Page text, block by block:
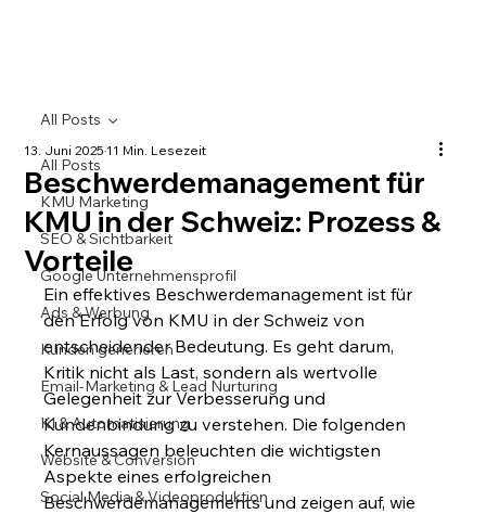
All Posts
KMU Marketing
SEO & Sichtbarkeit
Google Unternehmensprofil
Ads & Werbung
Kunden generieren
Email-Marketing & Lead Nurturing
KI & Automatisierung
Website & Conversion
Social Media & Videoproduktion
All Posts
Beschwerdemanagement für
KMU in der Schweiz: Prozess &
Vorteile
13. Juni 202511 Min. Lesezeit
Ein effektives Beschwerdemanagement ist für
den Erfolg von KMU in der Schweiz von
entscheidender Bedeutung. Es geht darum,
Kritik nicht als Last, sondern als wertvolle
Gelegenheit zur Verbesserung und
Kundenbindung zu verstehen. Die folgenden
Kernaussagen beleuchten die wichtigsten
Aspekte eines erfolgreichen
Beschwerdemanagements und zeigen auf, wie